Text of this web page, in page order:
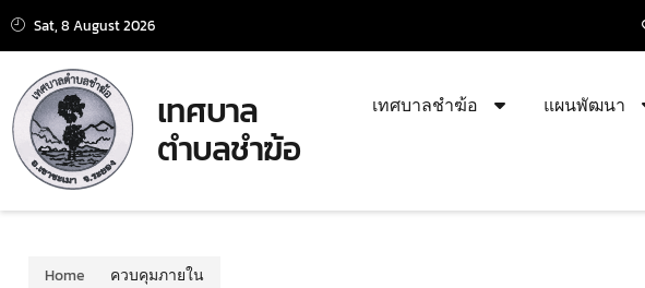
Sat, 8 August 2026
เทศบาล
ตำบลชำฆ้อ
เทศบาลชำฆ้อ แผนพัฒนา
Home ควบคุมภายใน